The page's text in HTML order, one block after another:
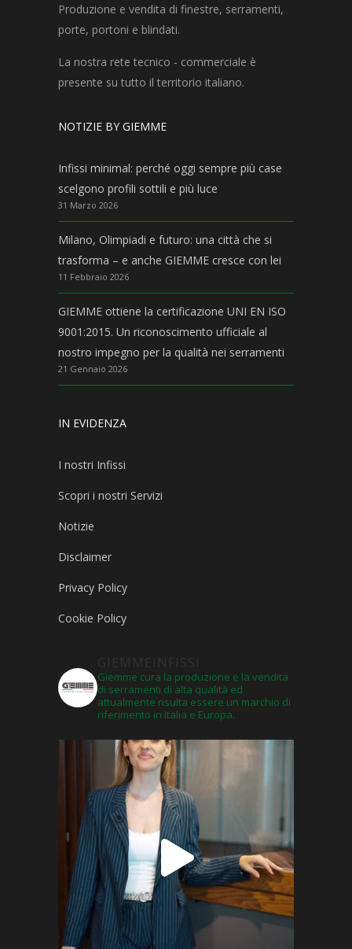
Produzione e vendita di finestre, serramenti,
porte, portoni e blindati.
La nostra rete tecnico - commerciale è
presente su tutto il territorio italiano.
NOTIZIE BY GIEMME
Infissi minimal: perché oggi sempre più case
scelgono profili sottili e più luce
31 Marzo 2026
Milano, Olimpiadi e futuro: una città che si
trasforma – e anche GIEMME cresce con lei
11 Febbraio 2026
GIEMME ottiene la certificazione UNI EN ISO
9001:2015. Un riconoscimento ufficiale al
nostro impegno per la qualità nei serramenti
21 Gennaio 2026
IN EVIDENZA
I nostri Infissi
Scopri i nostri Servizi
Notizie
Disclaimer
Privacy Policy
Cookie Policy
Giemme cura la produzione e la vendita
di serramenti di alta qualità ed
attualmente risulta essere un marchio di
riferimento in Italia e Europa.